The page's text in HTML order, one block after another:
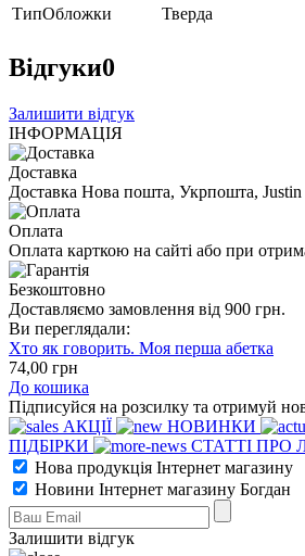
ТипОбложки
Тверда
Відгуки0
Залишити відгук
ІНФОРМАЦІЯ
Доставка
Доставка Нова пошта, Укрпошта, Justin
Оплата
Оплата карткою на сайті або при
Безкоштовно
Доставляємо замовлення від 900 грн.
Ви переглядали:
Хто як говорить. Моя перша абетка
74,00 грн
До кошика
Підписуйся на розсилку та отримуй
АКЦІЇ
НОВИНКИ
ПІДБІРКИ
СТАТТІ ПРО
Нова продукція Інтернет магазину
Новини Інтернет магазину Богдан
Залишити відгук